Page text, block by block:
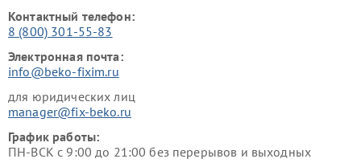
Контактный телефон:
8 (800) 301-55-83
Электронная почта:
info@beko-fixim.ru
для юридических лиц
manager@fix-beko.ru
График работы:
ПН-ВСК с 9:00 до 21:00 без перерывов и выходных